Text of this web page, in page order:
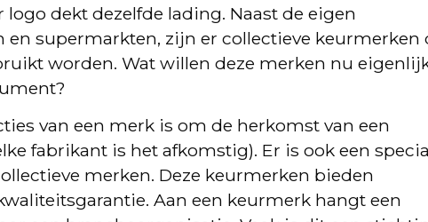
dekt dezelfde lading. Naast de eigen
en supermarkten, zijn er collectieve keurmerken
worden. Wat willen deze merken nu
van een merk is om de herkomst van een
fabrikant is het afkomstig). Er is ook een
merken. Deze keurmerken bieden
Aan een keurmerk hangt een